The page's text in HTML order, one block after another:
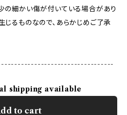
の細かい傷が付いている場合があり
じるものなので、あらかじめご了承
shipping available
to cart